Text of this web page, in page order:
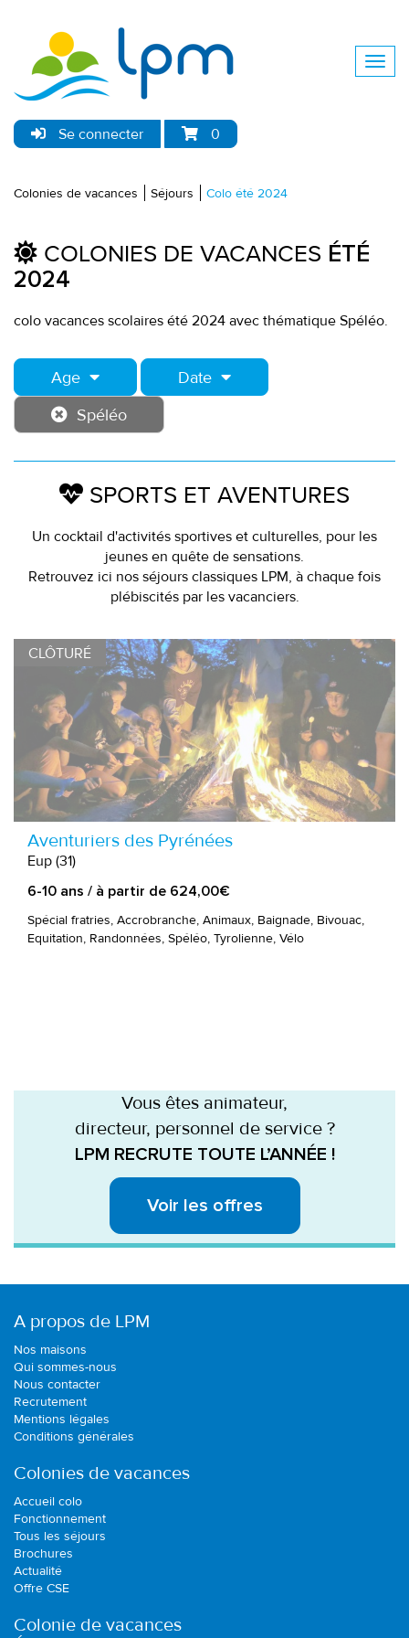
Se connecter 0
Colonies de vacances Séjours Colo été 2024
COLONIES DE VACANCES ÉTÉ
2024
colo vacances scolaires été 2024 avec thématique Spéléo.
Age
Date
Spéléo
SPORTS ET AVENTURES
Un cocktail d'activités sportives et culturelles, pour les
jeunes en quête de sensations.
Retrouvez ici nos séjours classiques LPM, à chaque fois
plébiscités par les vacanciers.
CLÔTURÉ
Aventuriers des Pyrénées
Eup (31)
6-10 ans / à partir de 624,00€
Spécial fratries, Accrobranche, Animaux, Baignade, Bivouac,
Equitation, Randonnées, Spéléo, Tyrolienne, Vélo
Vous êtes animateur,
directeur, personnel de service ?
LPM RECRUTE TOUTE L’ANNÉE !
Voir les offres
A propos de LPM
Nos maisons
Qui sommes-nous
Nous contacter
Recrutement
Mentions légales
Conditions générales
Colonies de vacances
Accueil colo
Fonctionnement
Tous les séjours
Brochures
Actualité
Offre CSE
Colonie de vacances